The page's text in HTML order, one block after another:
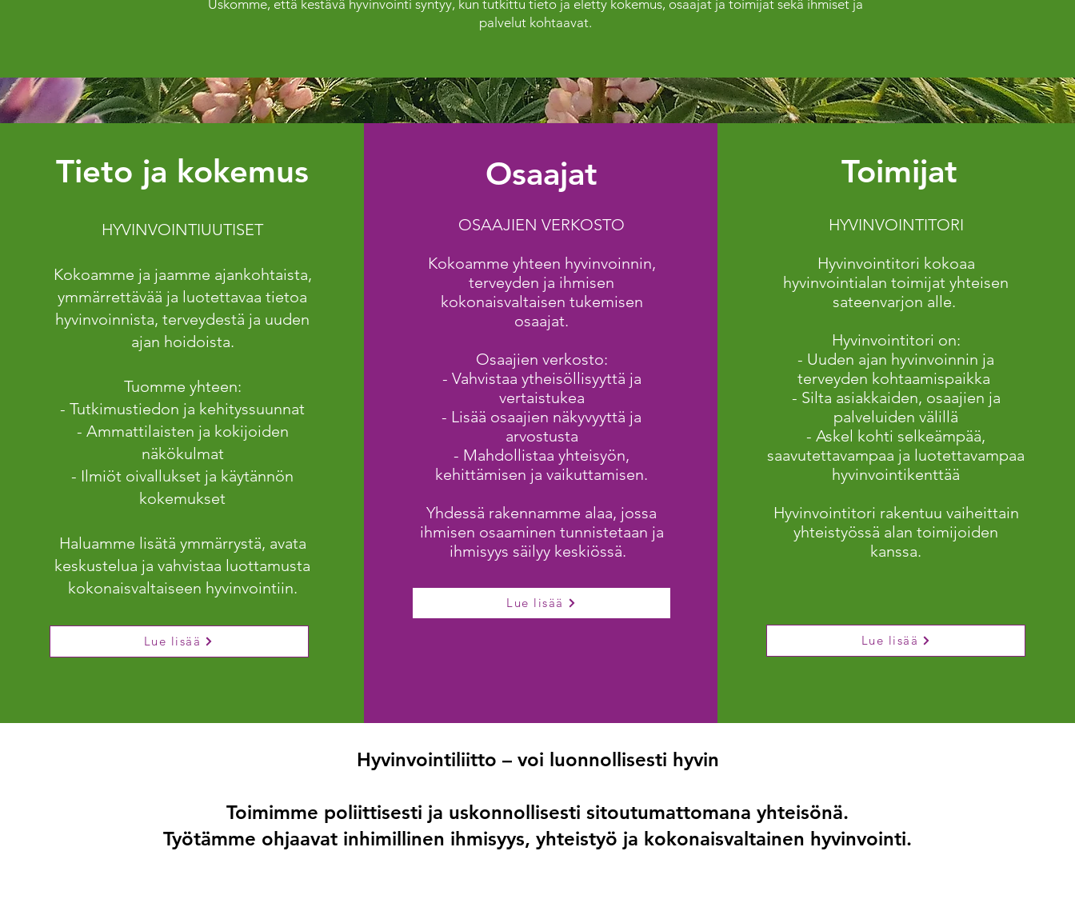
Uskomme, että kestävä hyvinvointi syntyy, kun tutkittu tieto ja eletty kokemus, osaajat ja toimijat sekä ihmiset ja
palvelut kohtaavat.
Tieto ja kokemus
HYVINVOINTIUUTISET
Kokoamme ja jaamme ajankohtaista,
ymmärrettävää ja luotettavaa tietoa
hyvinvoinnista, terveydestä ja uuden
ajan hoidoista.
Tuomme yhteen:
- Tutkimustiedon ja kehityssuunnat
- Ammattilaisten ja kokijoiden
näkökulmat
- Ilmiöt oivallukset ja käytännön
kokemukset
Haluamme lisätä ymmärrystä, avata
keskustelua ja vahvistaa luottamusta
kokonaisvaltaiseen hyvinvointiin.
Lue lisää
Osaajat
OSAAJIEN VERKOSTO
Kokoamme yhteen hyvinvoinnin,
terveyden ja ihmisen
kokonaisvaltaisen tukemisen
osaajat.
Osaajien verkosto:
- Vahvistaa ytheisöllisyyttä ja
vertaistukea
- Lisää osaajien näkyvyyttä ja
arvostusta
- Mahdollistaa yhteisyön,
kehittämisen ja vaikuttamisen.
Yhdessä rakennamme alaa, jossa
ihmisen osaaminen tunnistetaan ja
ihmisyys säilyy keskiössä.
Lue lisää
Toimijat
HYVINVOINTITORI
Hyvinvointitori kokoaa
hyvinvointialan toimijat yhteisen
sateenvarjon alle.
Hyvinvointitori on:
- Uuden ajan hyvinvoinnin ja
terveyden kohtaamispaikka
- Silta asiakkaiden, osaajien ja
palveluiden välillä
- Askel kohti selkeämpää,
saavutettavampaa ja luotettavampaa
hyvinvointikenttää
Hyvinvointitori rakentuu vaiheittain
yhteistyössä alan toimijoiden
kanssa.
Lue lisää
Hyvinvointiliitto – voi luonnollisesti hyvin
Toimimme poliittisesti ja uskonnollisesti sitoutumattomana yhteisönä.
Työtämme ohjaavat inhimillinen ihmisyys, yhteistyö ja kokonaisvaltainen hyvinvointi.